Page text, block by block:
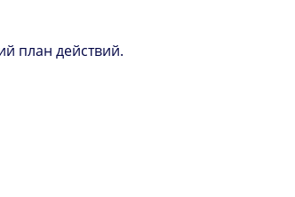
план действий.